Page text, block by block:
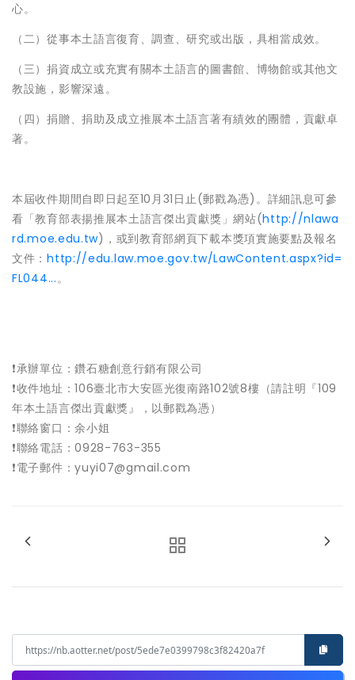
心。
（二）從事本土語言復育、調查、研究或出版，具相當成效。
（三）捐資成立或充實有關本土語言的圖書館、博物館或其他文
教設施，影響深遠。
（四）捐贈、捐助及成立推展本土語言著有績效的團體，貢獻卓
著。
本屆收件期間自即日起至10月31日止(郵戳為憑)。詳細訊息可參
看「教育部表揚推展本土語言傑出貢獻獎」網站(http://nlawa
rd.moe.edu.tw)，或到教育部網頁下載本獎項實施要點及報名
文件：http://edu.law.moe.gov.tw/LawContent.aspx?id=
FL044...。
❗️承辦單位：鑽石糖創意行銷有限公司
❗️收件地址：106臺北市大安區光復南路102號8樓（請註明『109
年本土語言傑出貢獻獎』，以郵戳為憑）
❗️聯絡窗口：余小姐
❗️聯絡電話：0928-763-355
❗️電子郵件：yuyi07@gmail.com